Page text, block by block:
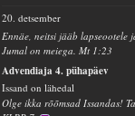
20. detsember
Ennäe, neitsi jääb lapseootele
Jumal on meiega. Mt 1:23
Advendiaja 4. pühapäev
Issand on lähedal
Olge ikka rõõmsad Issandas!